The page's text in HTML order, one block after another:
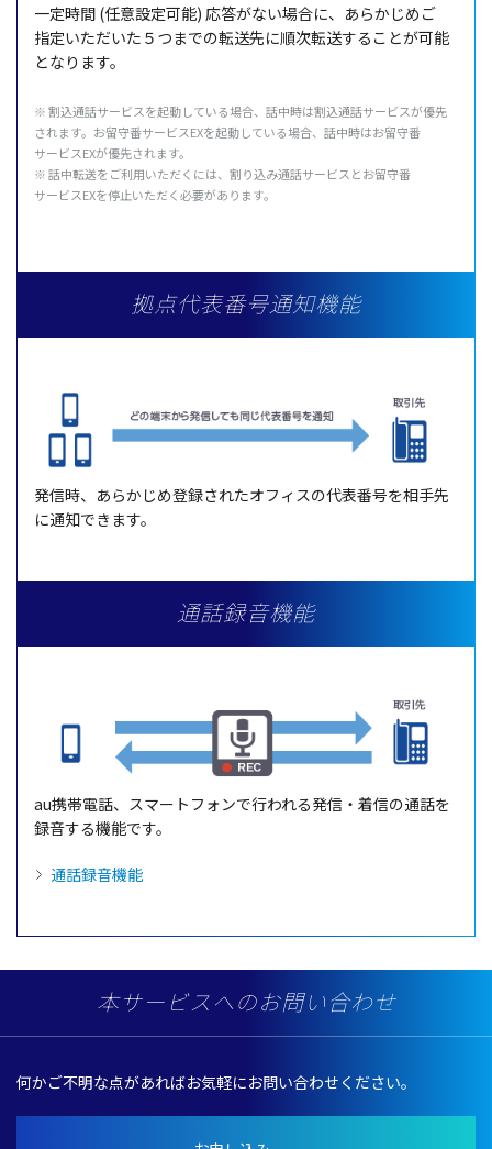
一定時間 (任意設定可能) 応答がない場合に、あらかじめご
指定いただいた５つまでの転送先に順次転送することが可能
となります。
※割込通話サービスを起動している場合、 話中時は割込通話サービスが優先
されます。お留守番サービスEXを起動している場合、 話中時はお留守番
サービスEXが優先されます。
※話中転送をご利用いただくには、割り込み通話サービス とお留守番
サービスEXを停止いただく必要があります。
拠点代表番号通知機能
発信時、あらかじめ登録されたオフィスの代表番号を相手先
に通知できます。
通話録音機能
au携帯電話、 スマートフォンで行われる発信 ・ 着信の通話を
録音する機能です。
通話録音機能
本サービスへのお問い合わせ
何かご不明な点があればお気軽にお問い合わせください。